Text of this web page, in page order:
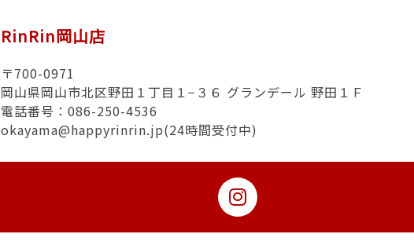
RinRin岡山店
〒700-0971
岡山県岡山市北区野田１丁目１−３６ グランデール 野田１Ｆ
電話番号：086-250-4536
okayama@happyrinrin.jp(24時間受付中)